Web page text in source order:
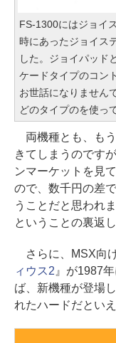
FS-1300にはジョイ
時にあったジョイス
した。ジョイパッド
ケードタイプのコン
お世話になりません
どのタイプのを使っ
両機種とも、も
きてしまうのです
ンマーケットを見
ので、数千円の差
うことだと思われ
ということの裏返
さらに、MSX向
ィウス2 』が1987
ば、新機種が登場
れたハードだとい